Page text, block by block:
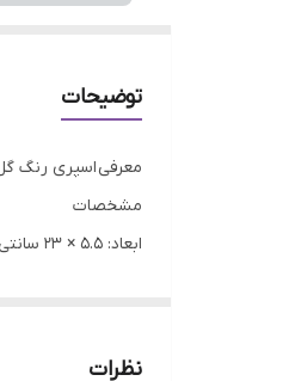
توضیحات
معرفی اسپری رنگ گل پخش
مشخصات
ابعاد: ۵.۵ × ۲۳ سانتی‌متر
سایر توضیحات: مناسب
نظرات